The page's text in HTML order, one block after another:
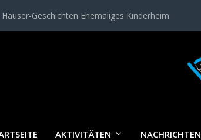
Häuser-Geschichten Ehemaliges Kinderheim
AKTIVITÄTEN NACHRICHTEN